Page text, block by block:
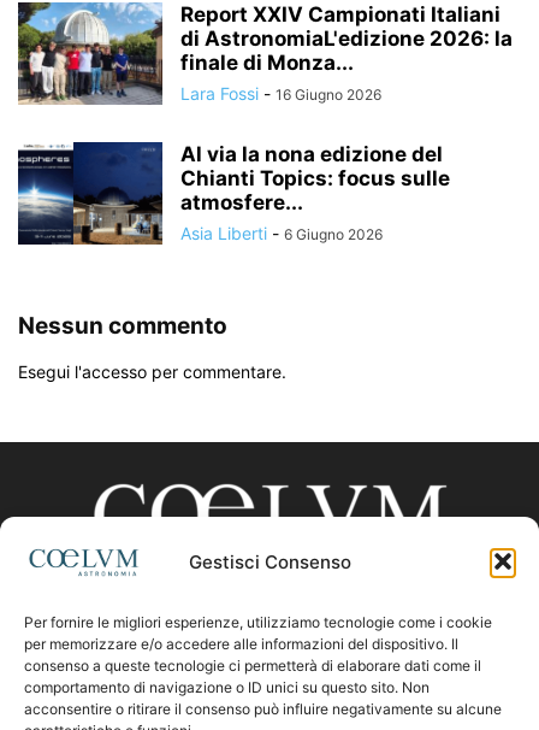
Gestisci Consenso
Per fornire le migliori esperienze, utilizziamo tecnologie come i cookie
per memorizzare e/o accedere alle informazioni del dispositivo. Il
consenso a queste tecnologie ci permetterà di elaborare dati come il
comportamento di navigazione o ID unici su questo sito. Non
acconsentire o ritirare il consenso può influire negativamente su alcune
Report XXIV Campionati Italiani
di AstronomiaL'edizione 2026: la
finale di Monza...
Lara Fossi - 16 Giugno 2026
Al via la nona edizione del
Chianti Topics: focus sulle
atmosfere...
Asia Liberti - 6 Giugno 2026
Nessun commento
Esegui l'accesso per commentare.
CHI SIAMO
Contattaci:coelumastro@coelum.com